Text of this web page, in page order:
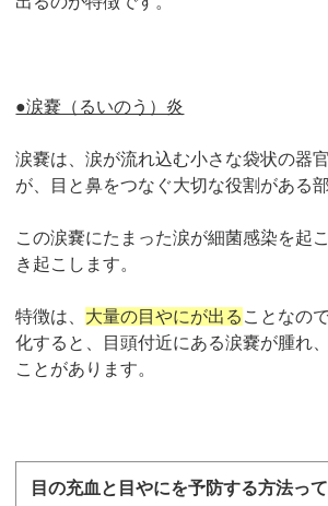
●涙嚢（るいのう）炎
涙嚢は、涙が流れ込む小さな袋状の器
が、目と鼻をつなぐ大切な役割がある部
この涙嚢にたまった涙が細菌感染を起
き起こします。
特徴は、 大量の目やにが出る ことなの
化すると、目頭付近にある涙嚢が腫れ
ことがあります。
目の充血と目やにを予防する方法っ